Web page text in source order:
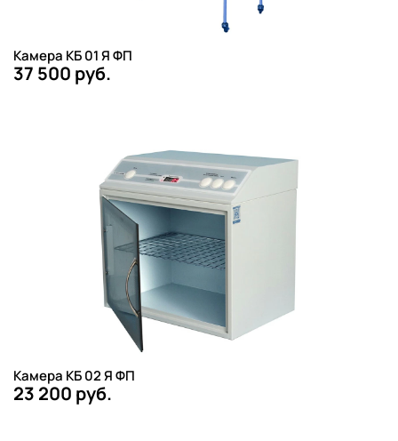
Камера КБ 01 Я ФП
37 500 руб.
Камера КБ 02 Я ФП
23 200 руб.